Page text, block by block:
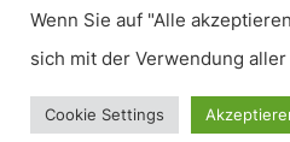
© 2022 Red Cloud.
Wenn Sie auf "Alle
sich mit der Verwendung
Cookie Settings